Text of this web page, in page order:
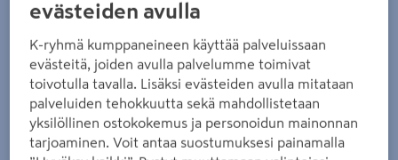
evästeiden avulla
K-ryhmä kumppaneineen käyttää palveluissaan
evästeitä, joiden avulla palvelumme toimivat
toivotulla tavalla. Lisäksi evästeiden avulla mitataan
palveluiden tehokkuutta sekä mahdollistetaan
yksilöllinen ostokokemus ja personoidun mainonnan
tarjoaminen. Voit antaa suostumuksesi painamalla